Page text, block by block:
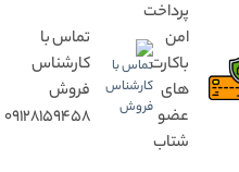
پرداخت
امن
باکارت
های
عضو
شتاب
تماس با
کارشناس
فروش
09128159458